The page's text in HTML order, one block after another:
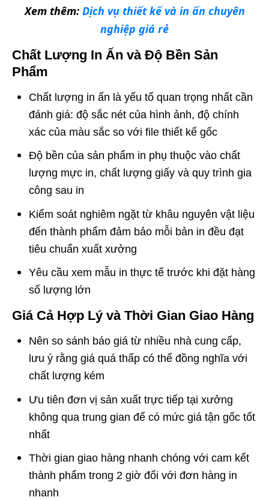
Xem thêm: Dịch vụ thiết kế và in ấn chuyên
nghiệp giá rẻ
Chất Lượng In Ấn và Độ Bền Sản
Phẩm
Chất lượng in ấn là yếu tố quan trọng nhất cần
đánh giá: độ sắc nét của hình ảnh, độ chính
xác của màu sắc so với file thiết kế gốc
Độ bền của sản phẩm in phụ thuộc vào chất
lượng mực in, chất lượng giấy và quy trình gia
công sau in
Kiểm soát nghiêm ngặt từ khâu nguyên vật liệu
đến thành phẩm đảm bảo mỗi bản in đều đạt
tiêu chuẩn xuất xưởng
Yêu cầu xem mẫu in thực tế trước khi đặt hàng
số lượng lớn
Giá Cả Hợp Lý và Thời Gian Giao Hàng
Nên so sánh báo giá từ nhiều nhà cung cấp,
lưu ý rằng giá quá thấp có thể đồng nghĩa với
chất lượng kém
Ưu tiên đơn vị sản xuất trực tiếp tại xưởng
không qua trung gian để có mức giá tận gốc tốt
nhất
Thời gian giao hàng nhanh chóng với cam kết
thành phẩm trong 2 giờ đối với đơn hàng in
nhanh